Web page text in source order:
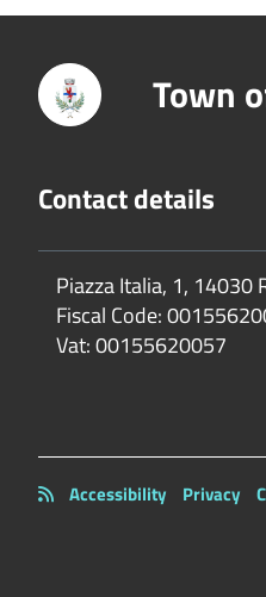
Town
Contact details
Piazza Italia, 1, 14030
Fiscal Code:
Vat:00155620057
Accessibility Privacy